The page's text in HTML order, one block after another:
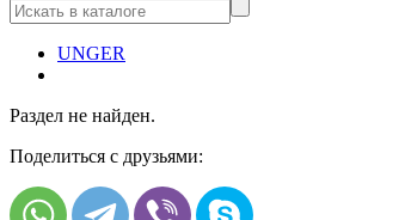
UNGER
Раздел не найден.
Поделиться с друзьями: